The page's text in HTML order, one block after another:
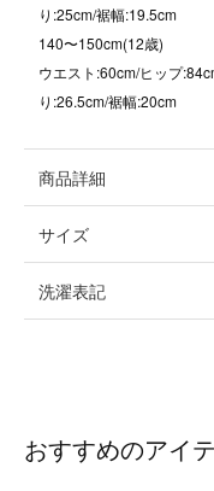
り:25cm/裾幅:19.5cm
140〜150cm(12歳)
ウエスト:60cm/ヒップ
り:26.5cm/裾幅:20cm
商品詳細
サイズ
洗濯表記
おすすめのアイ